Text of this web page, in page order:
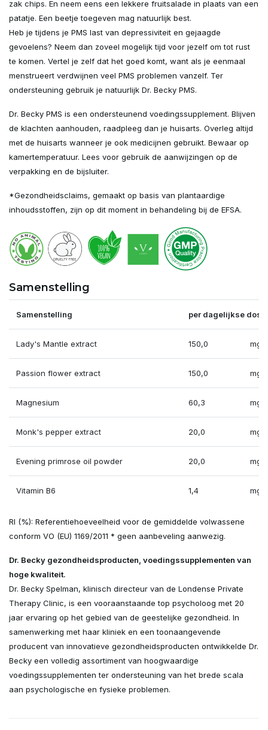
zak chips. En neem eens een lekkere fruitsalade in plaats van een
patatje. Een beetje toegeven mag natuurlijk best.
Heb je tijdens je PMS last van depressiviteit en gejaagde
gevoelens? Neem dan zoveel mogelijk tijd voor jezelf om tot rust
te komen. Vertel je zelf dat het goed komt, want als je eenmaal
menstrueert verdwijnen veel PMS problemen vanzelf. Ter
ondersteuning gebruik je natuurlijk Dr. Becky PMS.
Dr. Becky PMS is een ondersteunend voedingssupplement. Blijven
de klachten aanhouden, raadpleeg dan je huisarts. Overleg altijd
met de huisarts wanneer je ook medicijnen gebruikt. Bewaar op
kamertemperatuur. Lees voor gebruik de aanwijzingen op de
verpakking en de bijsluiter.
*Gezondheidsclaims, gemaakt op basis van plantaardige
inhoudsstoffen, zijn op dit moment in behandeling bij de EFSA.
Samenstelling
Samenstelling per dagelijkse
Lady's Mantle extract 150,0 mg
Passion flower extract 150,0 mg
Magnesium 60,3 mg
Monk's pepper extract 20,0 mg
Evening primrose oil powder 20,0 mg
Vitamin B6 1,4 mg
RI (%): Referentiehoeveelheid voor de gemiddelde volwassene
conform VO (EU) 1169/2011 * geen aanbeveling aanwezig.
Dr. Becky gezondheidsproducten, voedingssupplementen van
hoge kwaliteit.
Dr. Becky Spelman, klinisch directeur van de Londense Private
Therapy Clinic, is een vooraanstaande top psycholoog met 20
jaar ervaring op het gebied van de geestelijke gezondheid. In
samenwerking met haar kliniek en een toonaangevende
producent van innovatieve gezondheidsproducten ontwikkelde Dr.
Becky een volledig assortiment van hoogwaardige
voedingssupplementen ter ondersteuning van het brede scala
aan psychologische en fysieke problemen.